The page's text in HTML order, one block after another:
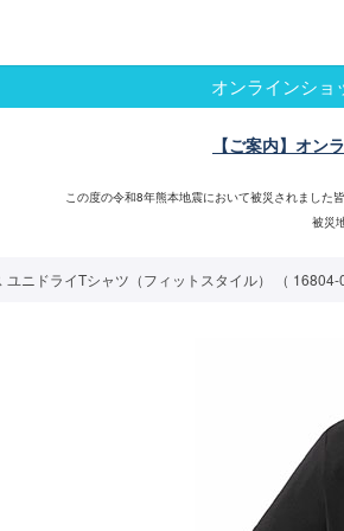
オンラインショ
【ご案内】オン
この度の令和8年熊本地震において被災されました
被災
ユニドライTシャツ（フィットスタイル） （